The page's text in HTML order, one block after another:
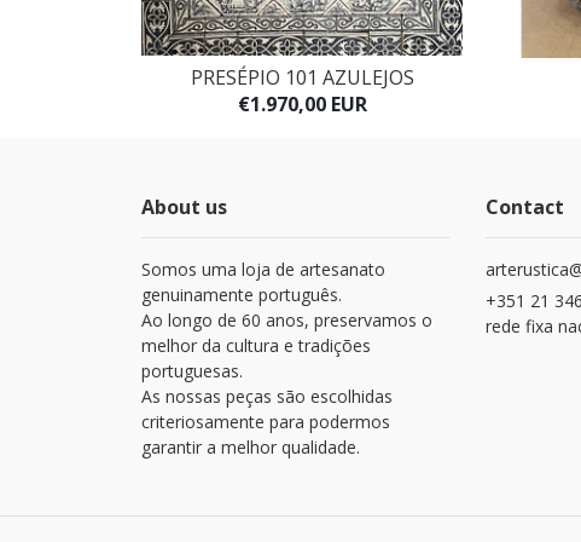
PRESÉPIO 101 AZULEJOS
€1.970,00 EUR
About us
Somos uma loja de artesanato
genuinamente português.
Ao longo de 60 anos, preservamos o
melhor da cultura e tradições
portuguesas.
As nossas peças são escolhidas
criteriosamente para podermos
garantir a melhor qualidade.
Contact
+351 21
rede fixa